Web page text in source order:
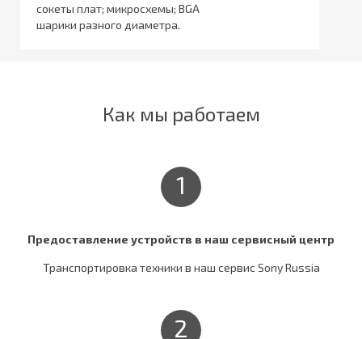
сокеты плат; микросхемы; BGA
шарики разного диаметра.
Как мы работаем
1
Предоставление устройств в наш сервисный центр
Транспортировка техники в наш сервис Sony Russia
2